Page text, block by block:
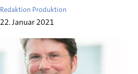
Redaktion Produktion
22. Januar 2021